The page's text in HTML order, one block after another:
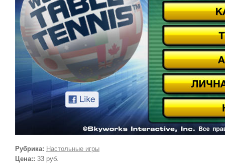
Рубрика: Настольные игры
Цена:: 33 руб.